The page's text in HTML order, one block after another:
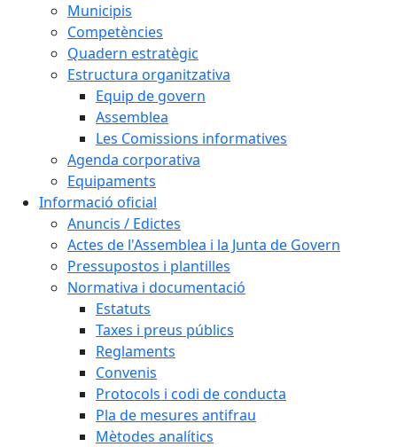
Municipis
Competències
Quadern estratègic
Estructura organitzativa
Equip de govern
Assemblea
Les Comissions informatives
Agenda corporativa
Equipaments
Informació oficial
Anuncis / Edictes
Actes de l'Assemblea i la Junta de Govern
Pressupostos i plantilles
Normativa i documentació
Estatuts
Taxes i preus públics
Reglaments
Convenis
Protocols i codi de conducta
Pla de mesures antifrau
Mètodes analítics